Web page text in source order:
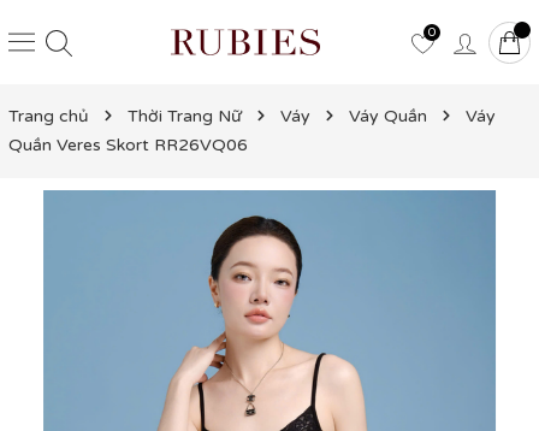
0
Trang chủ Thời Trang Nữ Váy Váy Quần
Váy
Quần Veres Skort RR26VQ06